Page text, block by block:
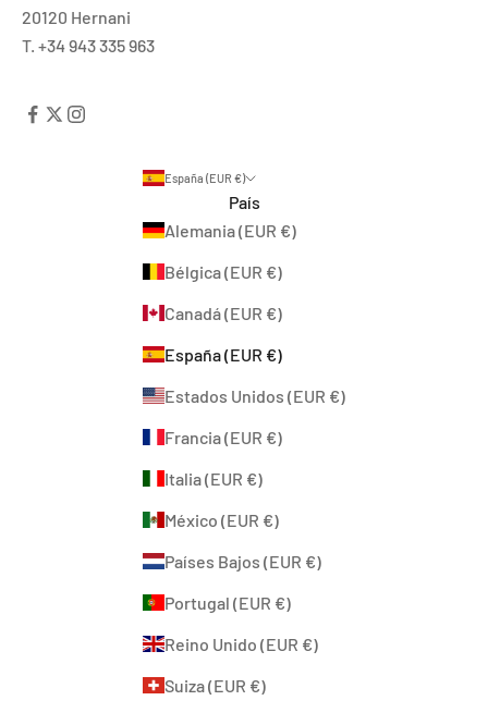
20120 Hernani
T. +34 943 335 963
España (EUR €)
País
Alemania (EUR €)
Bélgica (EUR €)
Canadá (EUR €)
España (EUR €)
Estados Unidos (EUR €)
Francia (EUR €)
Italia (EUR €)
México (EUR €)
Países Bajos (EUR €)
Portugal (EUR €)
Reino Unido (EUR €)
Suiza (EUR €)